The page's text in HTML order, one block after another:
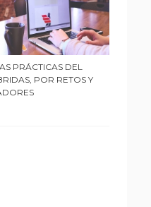
PRÁCTICAS DEL
POR RETOS Y